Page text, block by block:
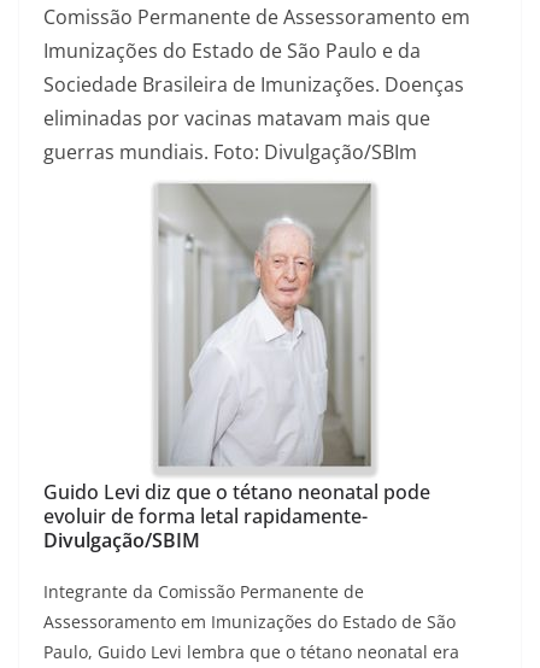
Guido Levi diz que o tétano neonatal pode
evoluir de forma letal rapidamente-
Divulgação/SBIM
Integrante da Comissão Permanente de
Assessoramento em Imunizações do Estado de São
Paulo, Guido Levi lembra que o tétano neonatal era